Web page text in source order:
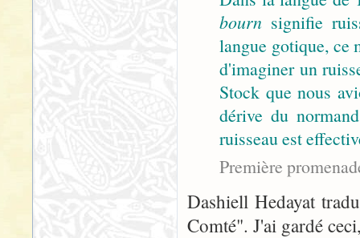
bourn signifie
langue gotique, ce
d'imaginer un
Stock que nous
dérive du
ruisseau est
Première
Dashiell Hedayat
Comté". J'ai gardé